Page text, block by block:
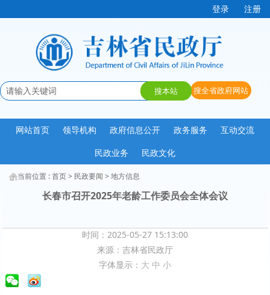
登录 注册
网站首页 领导机构 政府信息公开 政务服务
互动交流
民政业务
民政文化
当前位置 :首页> 民政要闻 >地方信息
长春市召开2025年老龄工作委员会全体会议
时间：2025-05-27 15:13:00
来源： 吉林省民政厅
字体显示： 大 中 小